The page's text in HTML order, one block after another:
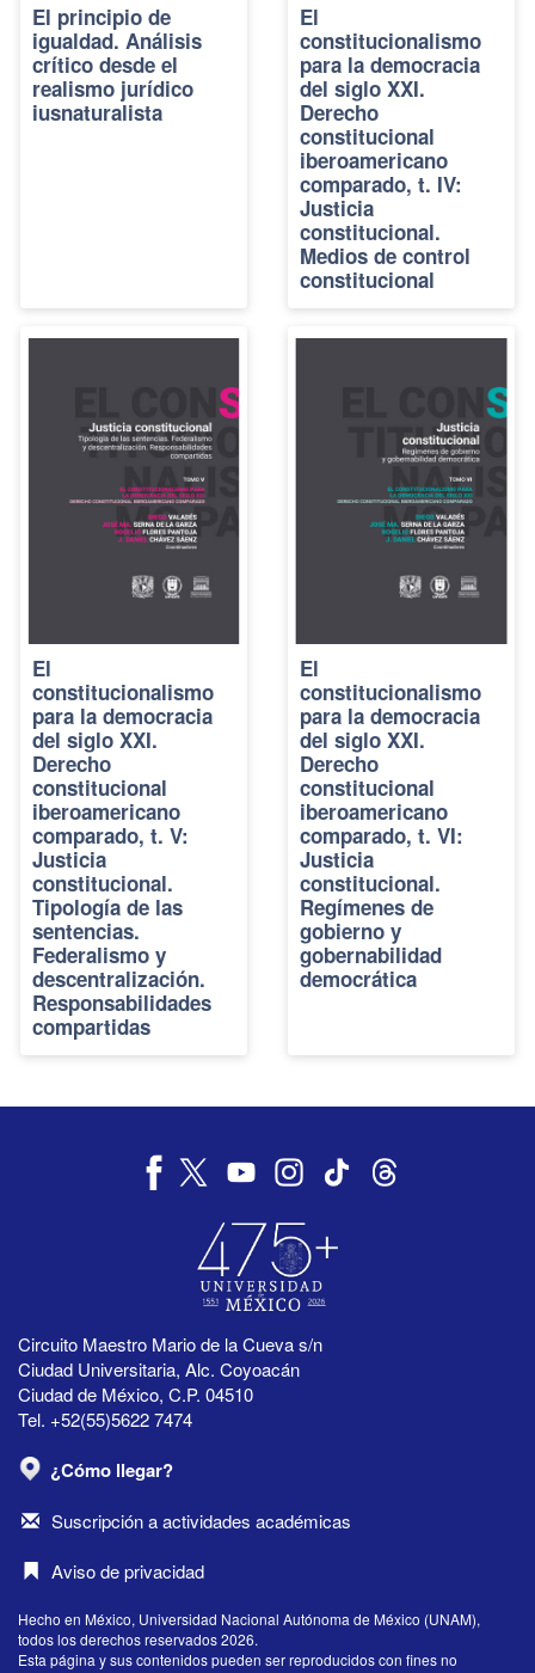
El principio de
igualdad. Análisis
crítico desde el
realismo jurídico
iusnaturalista
El
constitucionalismo
para la democracia
del siglo XXI.
Derecho
constitucional
iberoamericano
comparado, t. IV:
Justicia
constitucional.
Medios de control
constitucional
El
constitucionalismo
para la democracia
del siglo XXI.
Derecho
constitucional
iberoamericano
comparado, t. V:
Justicia
constitucional.
Tipología de las
sentencias.
Federalismo y
descentralización.
Responsabilidades
compartidas
El
constitucionalismo
para la democracia
del siglo XXI.
Derecho
constitucional
iberoamericano
comparado, t. VI:
Justicia
constitucional.
Regímenes de
gobierno y
gobernabilidad
democrática
Circuito Maestro Mario de la Cueva s/n
Ciudad Universitaria, Alc. Coyoacán
Ciudad de México, C.P. 04510
Tel. +52(55)5622 7474
¿Cómo llegar?
Suscripción a actividades académicas
Aviso de privacidad
Hecho en México, Universidad Nacional Autónoma de México (UNAM),
todos los derechos reservados 2026.
Esta página y sus contenidos pueden ser reproducidos con fines no